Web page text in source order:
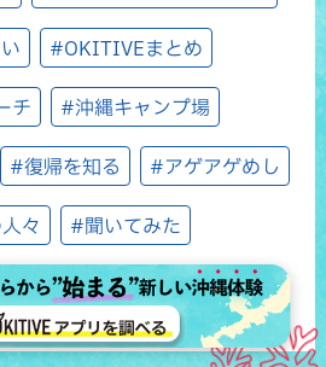
#OKITIVEまとめ
チ #沖縄キャンプ場
#復帰を知る #アゲアゲめし
々 #聞いてみた
ョン（ウィン♪ウィン♪）